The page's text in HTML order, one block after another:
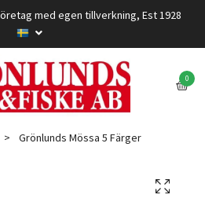
med egen tillverkning, Est 1928
0
Grönlunds Mössa 5 Färger